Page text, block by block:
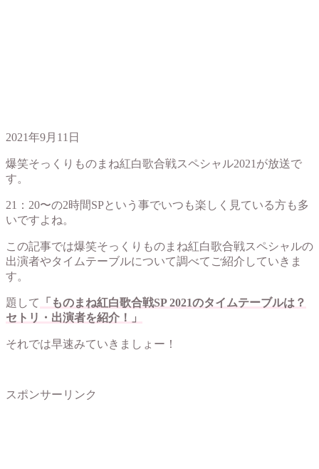
2021年9月11日
爆笑そっくりものまね紅白歌合戦スペシャル2021が放送で
す。
21：20〜の2時間SPという事でいつも楽しく見ている方も多
いですよね。
この記事では爆笑そっくりものまね紅白歌合戦スペシャルの
出演者やタイムテーブルについて調べてご紹介していきま
す。
題して
「ものまね紅白歌合戦SP 2021のタイムテーブルは？
セトリ・出演者を紹介！」
それでは早速みていきましょー！
スポンサーリンク